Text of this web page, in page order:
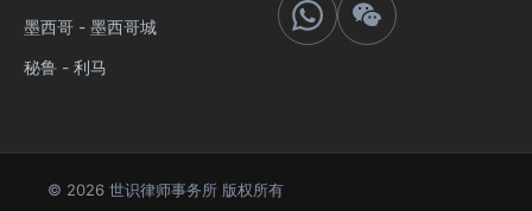
墨西哥 - 墨西哥城
秘鲁 - 利马
© 2026 世识律师事务所 版权所有